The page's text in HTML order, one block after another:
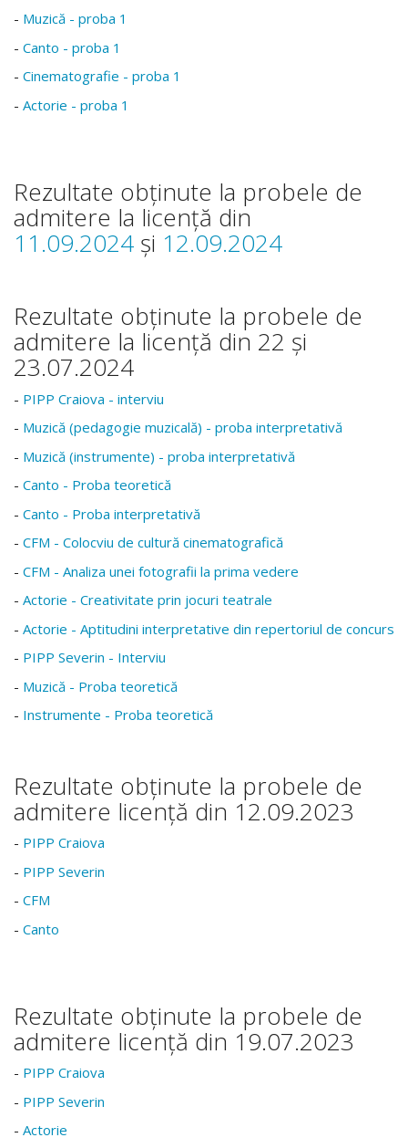
- Muzică - proba 1
- Canto - proba 1
- Cinematografie - proba 1
- Actorie - proba 1
Rezultate obținute la probele de
admitere la licență din
11.09.2024 și 12.09.2024
Rezultate obținute la probele de
admitere la licență din 22 și
23.07.2024
- PIPP Craiova - interviu
- Muzică (pedagogie muzicală) - proba interpretativă
- Muzică (instrumente) - proba interpretativă
- Canto - Proba teoretică
- Canto - Proba interpretativă
- CFM - Colocviu de cultură cinematografică
- CFM - Analiza unei fotografii la prima vedere
- Actorie - Creativitate prin jocuri teatrale
- Actorie - Aptitudini interpretative din repertoriul de concurs
- PIPP Severin - Interviu
- Muzică - Proba teoretică
- Instrumente - Proba teoretică
Rezultate obținute la probele de
admitere licență din 12.09.2023
- PIPP Craiova
- PIPP Severin
- CFM
- Canto
Rezultate obținute la probele de
admitere licență din 19.07.2023
- PIPP Craiova
- PIPP Severin
- Actorie